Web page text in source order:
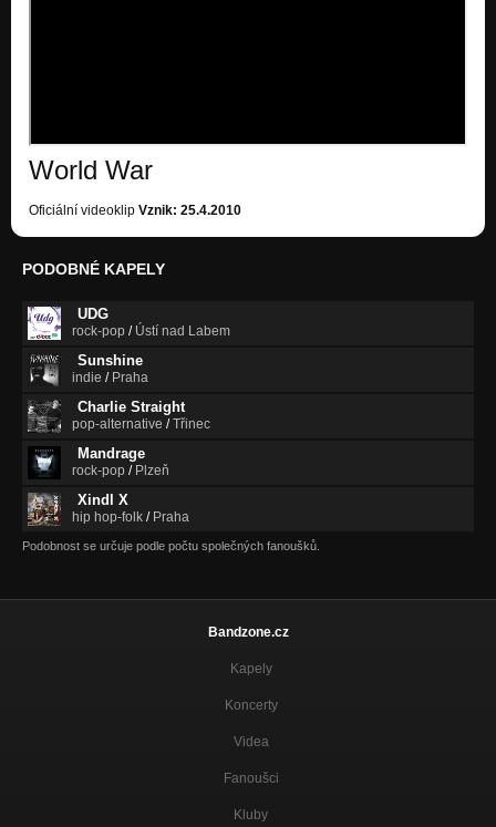
D1
MARTYRDOM
Nezařazeno
WORLD WAR
Nezařazeno
Dancing Kings
Youngblood
World War
Oficiální videoklip Vznik: 25.4.2010
PODOBNÉ KAPELY
UDG
rock-pop / Ústí nad Labem
Sunshine
indie / Praha
Charlie Straight
pop-alternative /Třinec
Mandrage
rock-pop / Plzeň
Xindl X
hip hop-folk / Praha
Podobnost se určuje podle počtu společných fanoušků.
Bandzone.cz
Kapely
Koncerty
Videa
Fanoušci
Kluby